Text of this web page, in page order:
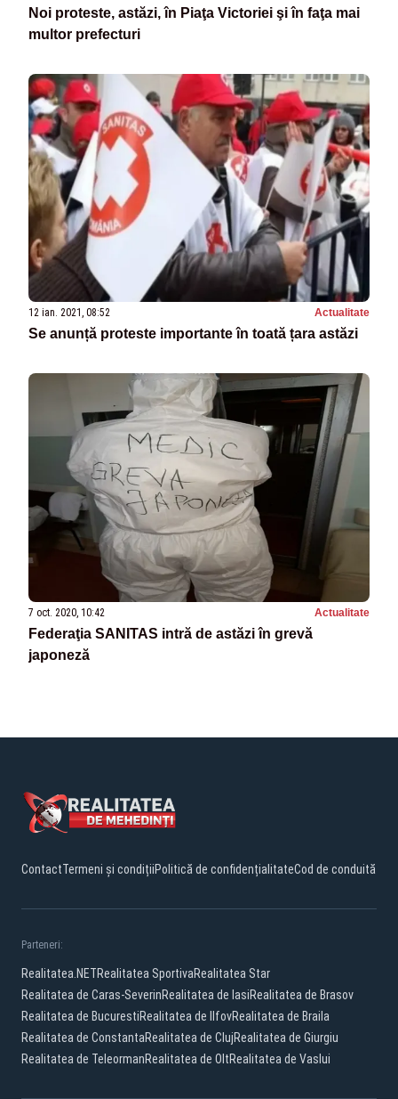
Noi proteste, astăzi, în Piaţa Victoriei şi în faţa mai
multor prefecturi
12 ian. 2021, 08:52 Actualitate
Se anunță proteste importante în toată țara astăzi
7 oct. 2020, 10:42 Actualitate
Federaţia SANITAS intră de astăzi în grevă
japoneză
ContactTermeni și condițiiPolitică de confidențialitateCod de conduită
Parteneri:
Realitatea.NETRealitatea SportivaRealitatea Star
Realitatea de Caras-SeverinRealitatea de IasiRealitatea de Brasov
Realitatea de BucurestiRealitatea de IlfovRealitatea de Braila
Realitatea de ConstantaRealitatea de ClujRealitatea de Giurgiu
Realitatea de TeleormanRealitatea de OltRealitatea de Vaslui